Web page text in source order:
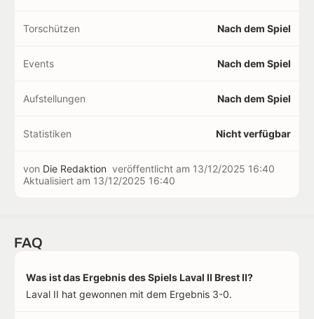
Torschützen Nach dem Spiel
Events Nach dem Spiel
Aufstellungen Nach dem Spiel
Statistiken Nicht verfügbar
von Die Redaktion veröffentlicht am 13/12/2025 16:40
Aktualisiert am 13/12/2025 16:40
FAQ
Was ist das Ergebnis des Spiels Laval II Brest II?
Laval II hat gewonnen mit dem Ergebnis 3-0.